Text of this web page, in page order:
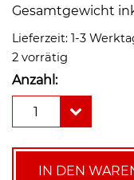
Gesamtgewicht
Lieferzeit: 1-3
2 vorrätig
Anzahl:
Hydraulikeinheit
17
Monoblock
1
IN DEN